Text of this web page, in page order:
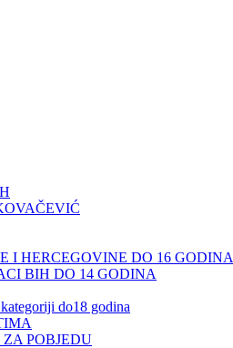
I HERCEGOVINE DO 16 GODINA
BIH DO 14 GODINA
do18 godina
POBJEDU